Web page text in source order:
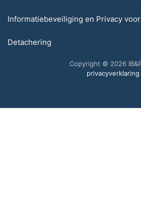
Informatiebeveiliging en Privacy
Detachering
Copyright © 2026
privacyverklaring